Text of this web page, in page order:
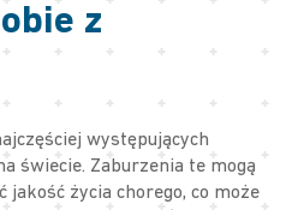
z
występujących
świecie. Zaburzenia te mogą
życia chorego, co może